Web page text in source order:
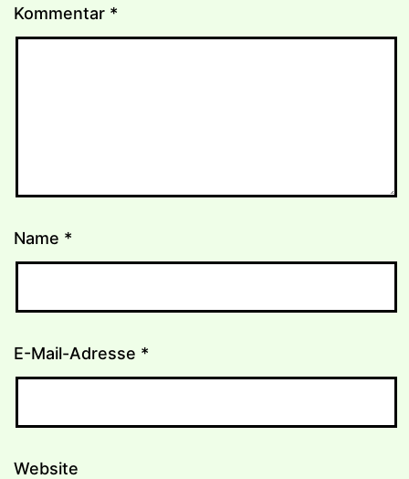
Kommentar *
Name *
E-Mail-Adresse *
Website